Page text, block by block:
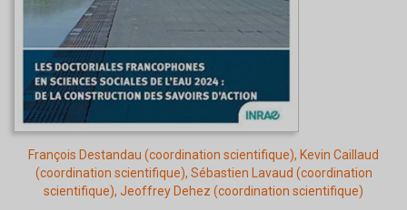
François Destandau (coordination scientifique), Kevin Caillaud
(coordination scientifique), Sébastien Lavaud (coordination
scientifique), Jeoffrey Dehez (coordination scientifique)